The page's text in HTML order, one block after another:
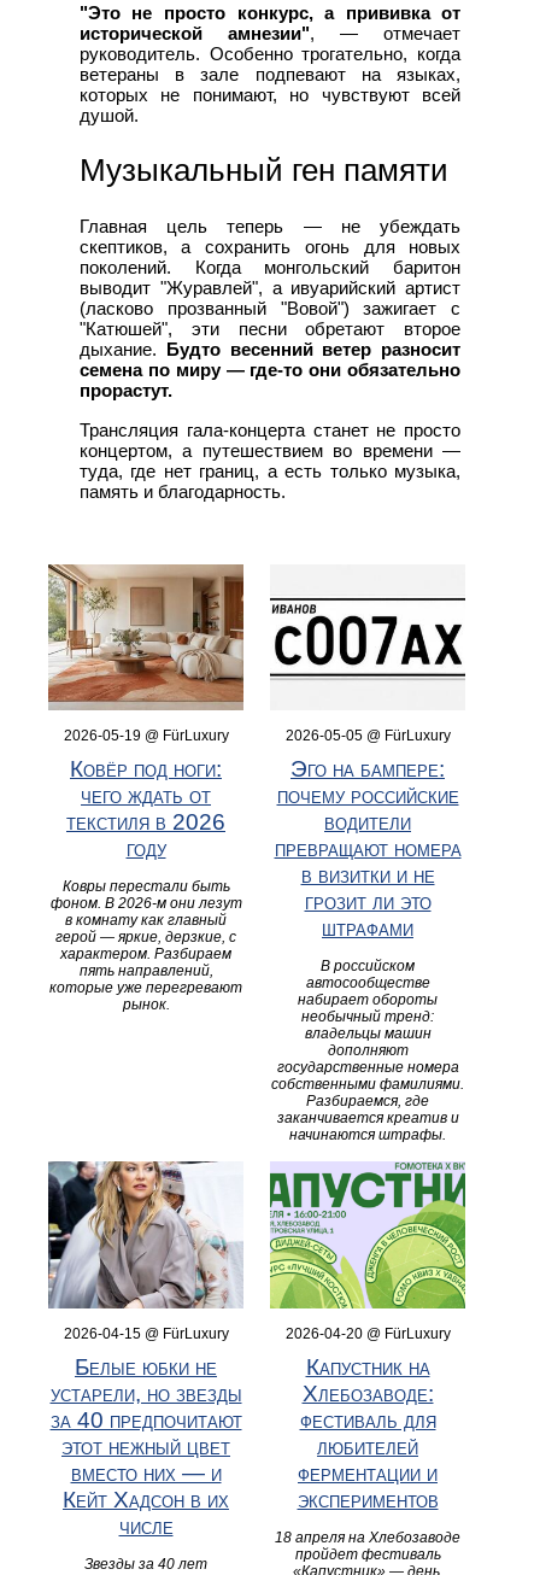
"Это не просто конкурс, а прививка от
исторической амнезии", — отмечает
руководитель. Особенно трогательно, когда
ветераны в зале подпевают на языках,
которых не понимают, но чувствуют всей
душой.
Музыкальный ген памяти
Главная цель теперь — не убеждать
скептиков, а сохранить огонь для новых
поколений. Когда монгольский баритон
выводит "Журавлей", а ивуарийский артист
(ласково прозванный "Вовой") зажигает с
"Катюшей", эти песни обретают второе
дыхание. Будто весенний ветер разносит
семена по миру — где-то они обязательно
прорастут.
Трансляция гала-концерта станет не просто
концертом, а путешествием во времени —
туда, где нет границ, а есть только музыка,
память и благодарность.
2026-05-19 @ FürLuxury
Ковёр под ноги:
чего ждать от
текстиля в 2026
году
Ковры перестали быть
фоном. В 2026-м они лезут
в комнату как главный
герой — яркие, дерзкие, с
характером. Разбираем
пять направлений,
которые уже перегревают
рынок.
2026-05-05 @ FürLuxury
Эго на бампере:
почему российские
водители
превращают номера
в визитки и не
грозит ли это
штрафами
В российском
автосообществе
набирает обороты
необычный тренд:
владельцы машин
дополняют
государственные номера
собственными фамилиями.
Разбираемся, где
заканчивается креатив и
начинаются штрафы.
2026-04-15 @ FürLuxury
Белые юбки не
устарели, но звезды
за 40 предпочитают
этот нежный цвет
вместо них — и
Кейт Хадсон в их
числе
Звезды за 40 лет
2026-04-20 @ FürLuxury
Капустник на
Хлебозаводе:
фестиваль для
любителей
ферментации и
экспериментов
18 апреля на Хлебозаводе
пройдет фестиваль
«Капустник» — день,